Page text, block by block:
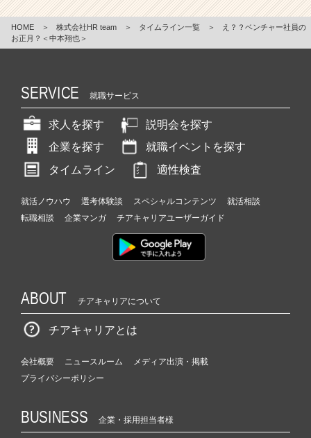
HOME ＞ 株式会社HR team ＞ タイムライン一覧 ＞
え？？ベンチャー社員の
お正月？＜中本翔也＞
SERVICE 就職サービス
求人を探す
説明会を探す
企業を探す
就職イベントを探す
タイムライン
適性検査
就活ノウハウ 選考体験談 スペシャルコンテンツ
就活相談
転職相談
企業マンガ チアキャリアユーザーガイド
ABOUT チアキャリアについて
チアキャリアとは
会社概要 ニュースルーム
メディア出演・掲載
プライバシーポリシー
BUSINESS 企業・採用担当者様